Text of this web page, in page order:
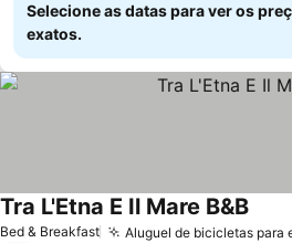
Selecione as datas para ver os
exatos.
Bed & Breakfast Aluguel de bicicletas para
Tra L'Etna E Il Mare B&BVer